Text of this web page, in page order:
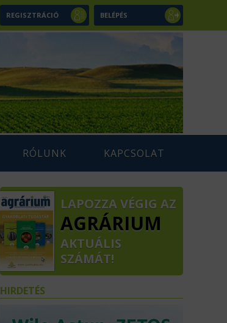
REGISZTRÁCIÓ BELÉPÉS
RÓLUNK KAPCSOLAT
LAPOZZA VÉGIG AZ
AGRÁRIUM
AKTUÁLIS
SZÁMÁT!
HIRDETÉS